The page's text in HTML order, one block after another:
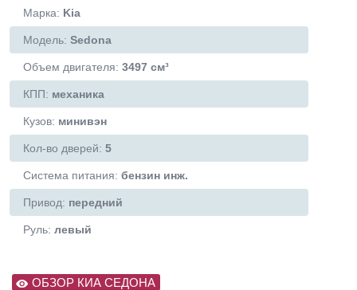
Марка: Kia
Модель: Sedona
Объем двигателя: 3497 см³
КПП: механика
Кузов: минивэн
Кол-во дверей: 5
Система питания: бензин инж.
Привод: передний
Руль: левый
ОБЗОР КИА СЕДОНА